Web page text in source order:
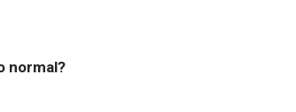
normal?